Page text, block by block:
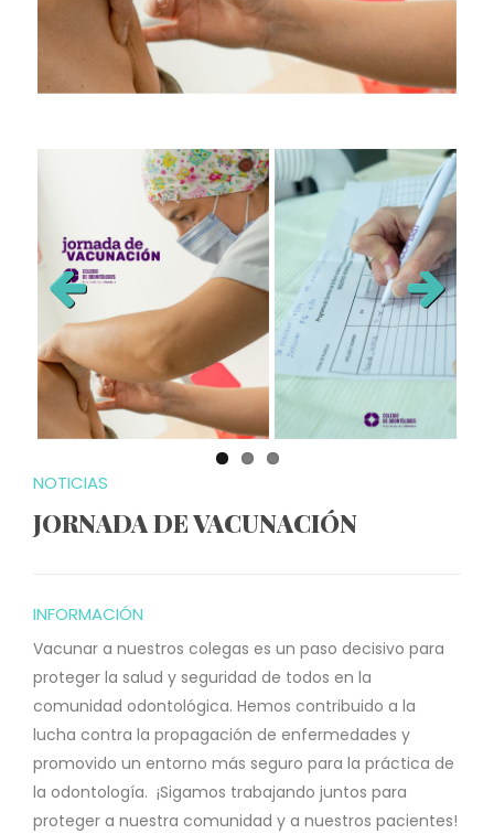
Previous Next
NOTICIAS
JORNADA DE VACUNACIÓN
INFORMACIÓN
Vacunar a nuestros colegas es un paso decisivo para
proteger la salud y seguridad de todos en la
comunidad odontológica. Hemos contribuido a la
lucha contra la propagación de enfermedades y
promovido un entorno más seguro para la práctica de
la odontología. ¡Sigamos trabajando juntos para
proteger a nuestra comunidad y a nuestros pacientes!